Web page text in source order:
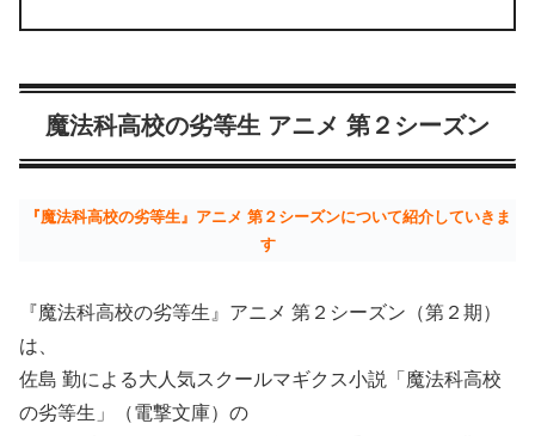
魔法科高校の劣等生 アニメ 第２シーズン
『魔法科高校の劣等生』アニメ 第２シーズンについて紹介していきま
す
『魔法科高校の劣等生』アニメ 第２シーズン（第２期）
は、
佐島 勤による大人気スクールマギクス小説「魔法科高校
の劣等生」（電撃文庫）の